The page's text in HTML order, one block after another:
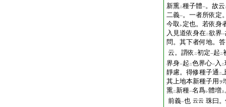
新熏二種子體一。故云
二義一。一者所依定
今取 レ定也。若依身
入見道依身在二欲界一
問。其下者何地。
云。謂依 二初定一起 二
界身一起 二色界心一 入 二
靜慮。得修種子通 二
其上地本新種子用 ヲ
熏二 新種一名爲レ體増 上
前義一也 云云 珠曰